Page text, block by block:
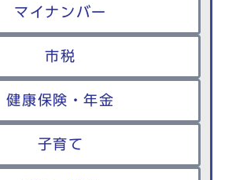
マイナンバー
市税
健康保険・年金
子育て